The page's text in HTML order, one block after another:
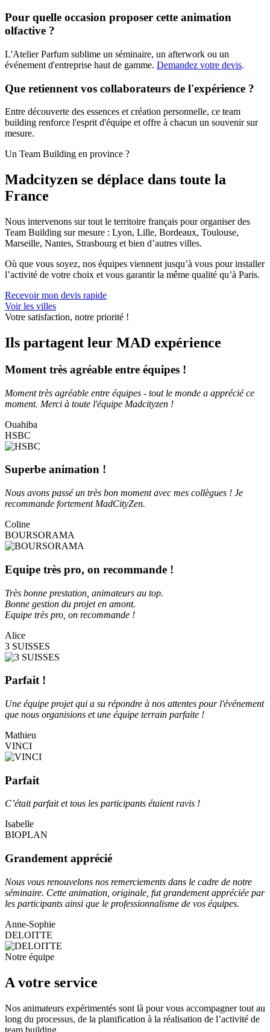
Pour quelle occasion proposer cette animation
olfactive ?
L'Atelier Parfum sublime un séminaire, un afterwork ou un
événement d'entreprise haut de gamme. Demandez votre devis.
Que retiennent vos collaborateurs de l'expérience ?
Entre découverte des essences et création personnelle, ce team
building renforce l'esprit d'équipe et offre à chacun un souvenir sur
mesure.
Un Team Building en province ?
Madcityzen se déplace dans toute la
France
Nous intervenons sur tout le territoire français pour organiser des
Team Building sur mesure : Lyon, Lille, Bordeaux, Toulouse,
Marseille, Nantes, Strasbourg et bien d’autres villes.
Où que vous soyez, nos équipes viennent jusqu’à vous pour installer
l’activité de votre choix et vous garantir la même qualité qu’à Paris.
Recevoir mon devis rapide
Voir les villes
Votre satisfaction, notre priorité !
Ils partagent leur MAD expérience
Moment très agréable entre équipes !
Moment très agréable entre équipes - tout le monde a apprécié ce
moment. Merci à toute l'équipe Madcityzen !
Ouahiba
HSBC
Superbe animation !
Nous avons passé un très bon moment avec mes collègues ! Je
recommande fortement MadCityZen.
Coline
BOURSORAMA
Equipe très pro, on recommande !
Très bonne prestation, animateurs au top.
Bonne gestion du projet en amont.
Equipe très pro, on recommande !
Alice
3 SUISSES
Parfait !
Une équipe projet qui a su répondre à nos attentes pour l'événement
que nous organisions et une équipe terrain parfaite !
Mathieu
VINCI
Parfait
C’était parfait et tous les participants étaient ravis !
Isabelle
BIOPLAN
Grandement apprécié
Nous vous renouvelons nos remerciements dans le cadre de notre
séminaire. Cette animation, originale, fut grandement appréciée par
les participants ainsi que le professionnalisme de vos équipes.
Anne-Sophie
DELOITTE
Notre équipe
A votre service
Nos animateurs expérimentés sont là pour vous accompagner tout au
long du processus, de la planification à la réalisation de l’activité de
team building.